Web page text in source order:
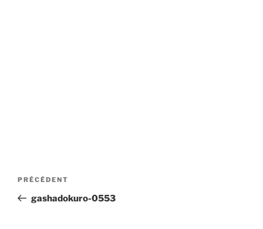
Navigation
l’article
Article
précédent
PRÉCÉDENT
gashadokuro-0553